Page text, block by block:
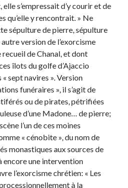
s’empressait d’y courir et de
qu’elle y rencontrait. » Ne
sépulture de pierre, sépulture
version de l’exorcisme
de Chanal, et dont
îlots du golfe d’Ajaccio
« sept navires ». Version
funéraires », il s’agit de
ou de pirates, pétrifiées
d’une Madone… de pierre;
l’un de ces moines
« cénobite », du nom de
monastiques aux sources de
encore une intervention
l’exorcisme chrétien: « Les
à la